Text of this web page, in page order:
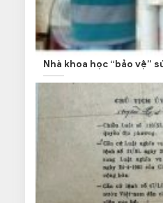
Nhà khoa học “bảo vệ”